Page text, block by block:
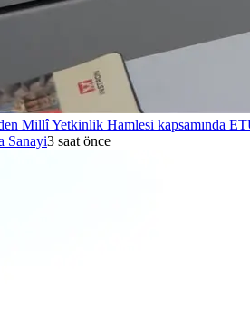
Millî Yetkinlik Hamlesi kapsamında
Sanayi3 saat önce